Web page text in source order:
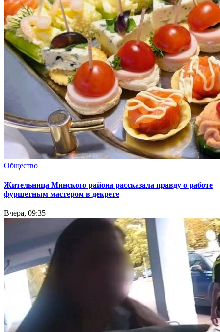
Общество
Жительница Минского района рассказала правду о работе
фуршетным мастером в декрете
Вчера, 09:35